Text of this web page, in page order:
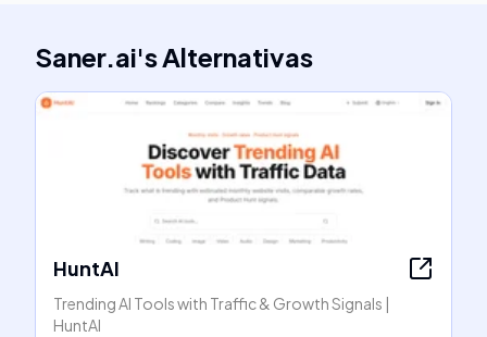
Saner.ai'sAlternativas
HuntAI
Trending AI Tools with Traffic & Growth Signals |
HuntAI